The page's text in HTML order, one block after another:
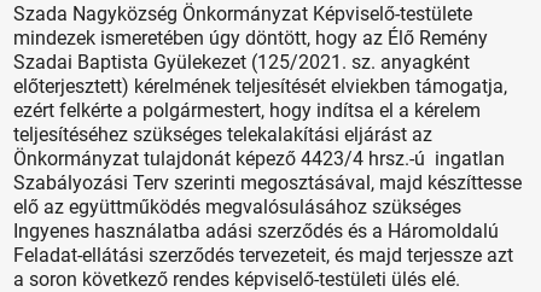
Szada Nagyközség Önkormányzat Képviselő-testülete
mindezek ismeretében úgy döntött, hogy az Élő Remény
Szadai Baptista Gyülekezet (125/2021. sz. anyagként
előterjesztett) kérelmének teljesítését elviekben támogatja,
ezért felkérte a polgármestert, hogy indítsa el a kérelem
teljesítéséhez szükséges telekalakítási eljárást az
Önkormányzat tulajdonát képező 4423/4 hrsz.-ú ingatlan
Szabályozási Terv szerinti megosztásával, majd készíttesse
elő az együttműködés megvalósulásához szükséges
Ingyenes használatba adási szerződés és a Háromoldalú
Feladat-ellátási szerződés tervezeteit, és majd terjessze azt
a soron következő rendes képviselő-testületi ülés elé.